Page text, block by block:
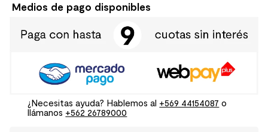
Medios de pago disponibles
¿Necesitas ayuda? Hablemos al +569 44154087 o
llámanos +562 26789000